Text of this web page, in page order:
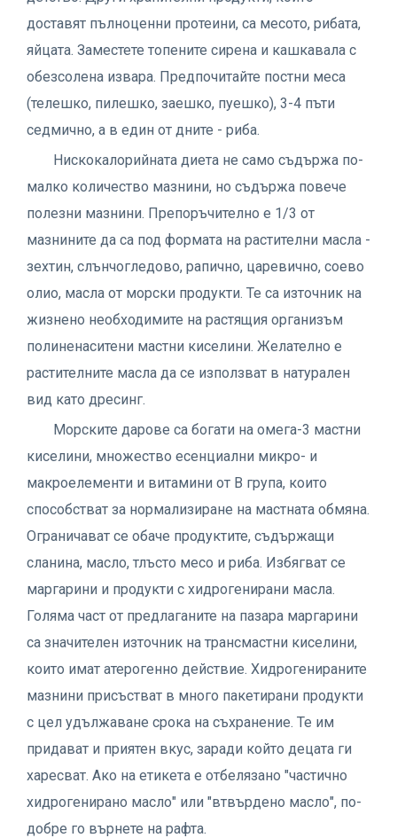
доставят пълноценни протеини, са месото, рибата,
яйцата. Заместете топените сирена и кашкавала с
обезсолена извара. Предпочитайте постни меса
(телешко, пилешко, заешко, пуешко), 3-4 пъти
седмично, а в един от дните - риба.
Нискокалорийната диета не само съдържа по-
малко количество мазнини, но съдържа повече
полезни мазнини. Препоръчително е 1/3 от
мазнините да са под формата на растителни масла -
зехтин, слънчогледово, рапично, царевично, соево
олио, масла от морски продукти. Те са източник на
жизнено необходимите на растящия организъм
полиненаситени мастни киселини. Желателно е
растителните масла да се използват в натурален
вид като дресинг.
Морските дарове са богати на омега-3 мастни
киселини, множество есенциални микро- и
макроелементи и витамини от В група, които
способстват за нормализиране на мастната обмяна.
Ограничават се обаче продуктите, съдържащи
сланина, масло, тлъсто месо и риба. Избягват се
маргарини и продукти с хидрогенирани масла.
Голяма част от предлаганите на пазара маргарини
са значителен източник на трансмастни киселини,
които имат атерогенно действие. Хидрогенираните
мазнини присъстват в много пакетирани продукти
с цел удължаване срока на съхранение. Те им
придават и приятен вкус, заради който децата ги
харесват. Ако на етикета е отбелязано "частично
хидрогенирано масло" или "втвърдено масло", по-
добре го върнете на рафта.